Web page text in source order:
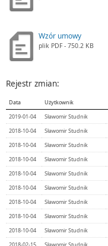
Wzór umowy
plik PDF- 750.2 KB
Rejestr zmian:
Data Użytkownik
2019-01-04
Sławomir Studnik
2018-10-04
Sławomir Studnik
2018-10-04
Sławomir Studnik
2018-10-04
Sławomir Studnik
2018-10-04
Sławomir Studnik
2018-10-04
Sławomir Studnik
2018-10-04
Sławomir Studnik
2018-10-04
Sławomir Studnik
2018-10-04
Sławomir Studnik